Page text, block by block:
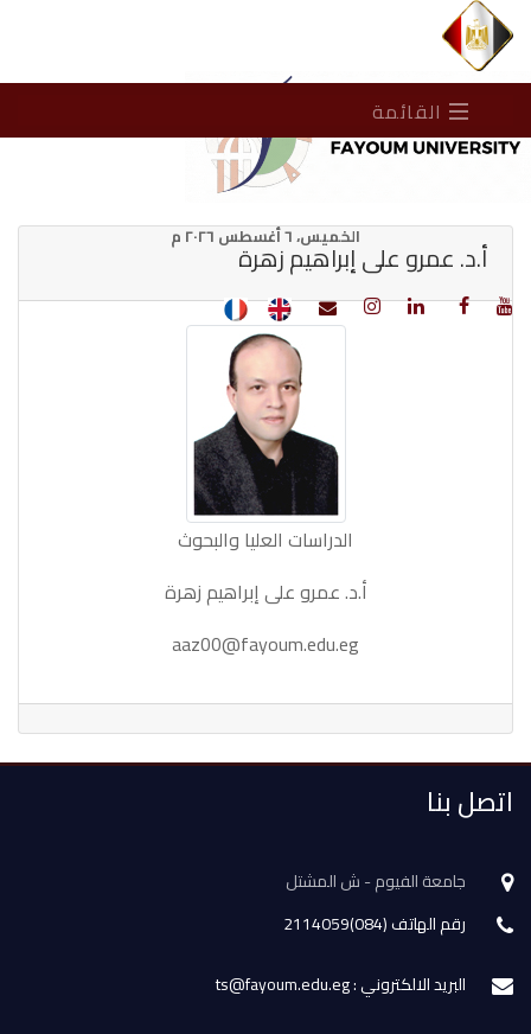
الخميس، ٦ أغسطس ٢٠٢٦ م
القائمة
أ.د. عمرو على إبراهيم زهرة
الدراسات العليا والبحوث
أ.د. عمرو على إبراهيم زهرة
aaz00@fayoum.edu.eg
اتصل بنا
جامعة الفيوم - ش المشتل
رقم الهاتف (084)2114059
البريد الالكتروني : ts@fayoum.edu.eg